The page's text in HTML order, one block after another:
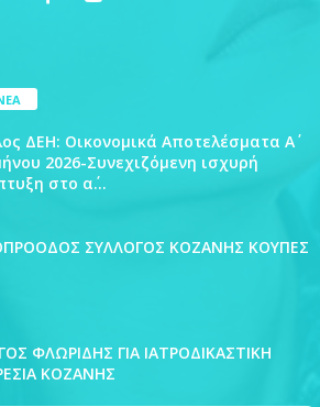
ΔΕΗ: Οικονομικά Αποτελέσματα Α΄
2026-Συνεχιζόμενη ισχυρή
στο α΄...
ΣΥΛΛΟΓΟΣ ΚΟΖΑΝΗΣ ΚΟΥΠΕΣ
ΦΛΩΡΙΔΗΣ ΓΙΑ ΙΑΤΡΟΔΙΚΑΣΤΙΚΗ
ΚΟΖΑΝΗΣ